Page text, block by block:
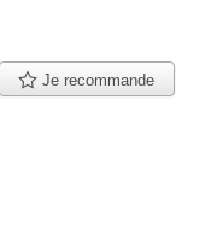
Je recommande